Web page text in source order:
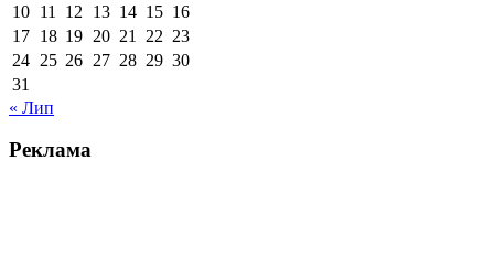
10 11 12 13 14 15 16
17 18 19 20 21 22 23
24 25 26 27 28 29 30
31
« Лип
Реклама